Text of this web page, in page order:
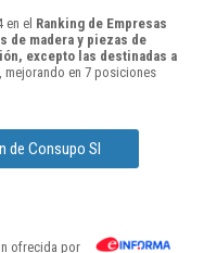
en el Ranking de Empresas
de madera y piezas de
excepto las destinadas a
mejorando en 7 posiciones
de Consupo Sl
ofrecida por